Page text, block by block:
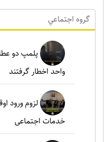
گروه اجتماعي
واحد اخطار گرفتند
لزوم ورود
خدمات اجتماعی